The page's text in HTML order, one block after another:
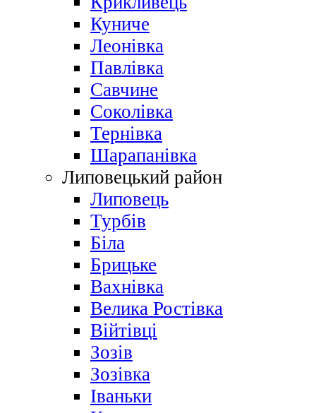
Куниче
Леонівка
Павлівка
Савчине
Соколівка
Тернівка
Шарапанівка
Липовецький район
Липовець
Турбів
Біла
Брицьке
Вахнівка
Велика Ростівка
Війтівці
Зозів
Зозівка
Іваньки